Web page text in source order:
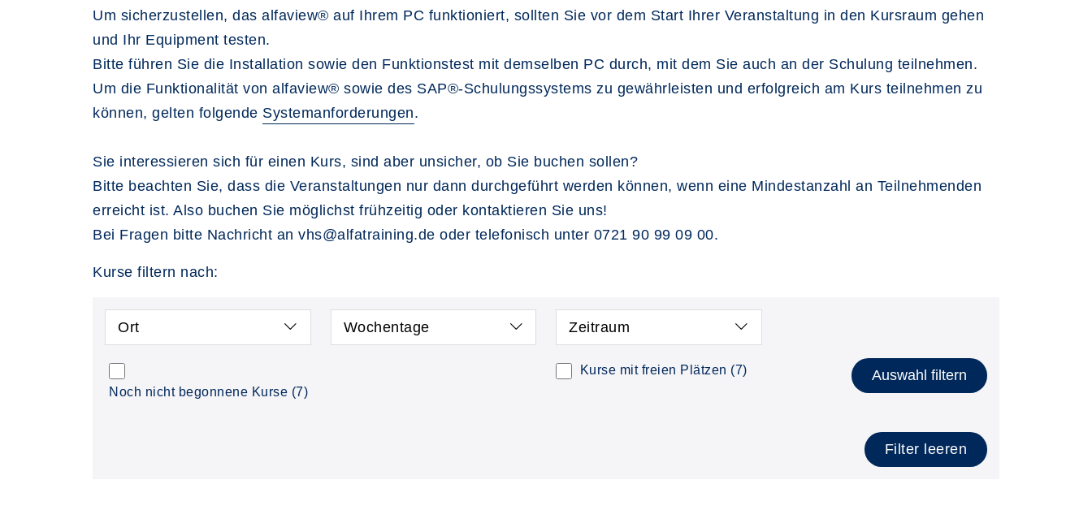
Um sicherzustellen, das alfaview® auf Ihrem PC funktioniert, sollten Sie vor dem Start Ihrer Veranstaltung in den Kursraum gehen
und Ihr Equipment testen.
Bitte führen Sie die Installation sowie den Funktionstest mit demselben PC durch, mit dem Sie auch an der Schulung teilnehmen.
Um die Funktionalität von alfaview® sowie des SAP®-Schulungssystems zu gewährleisten und erfolgreich am Kurs teilnehmen zu
können, gelten folgende Systemanforderungen.
Sie interessieren sich für einen Kurs, sind aber unsicher, ob Sie buchen sollen?
Bitte beachten Sie, dass die Veranstaltungen nur dann durchgeführt werden können, wenn eine Mindestanzahl an Teilnehmenden
erreicht ist. Also buchen Sie möglichst frühzeitig oder kontaktieren Sie uns!
Bei Fragen bitte Nachricht an vhs@alfatraining.de oder telefonisch unter 0721 90 99 09 00.
Kurse filtern nach:
Ort Wochentage Zeitraum
Noch nicht begonnene Kurse (7)
Kurse mit freien Plätzen (7) Auswahl filtern
Filter leeren